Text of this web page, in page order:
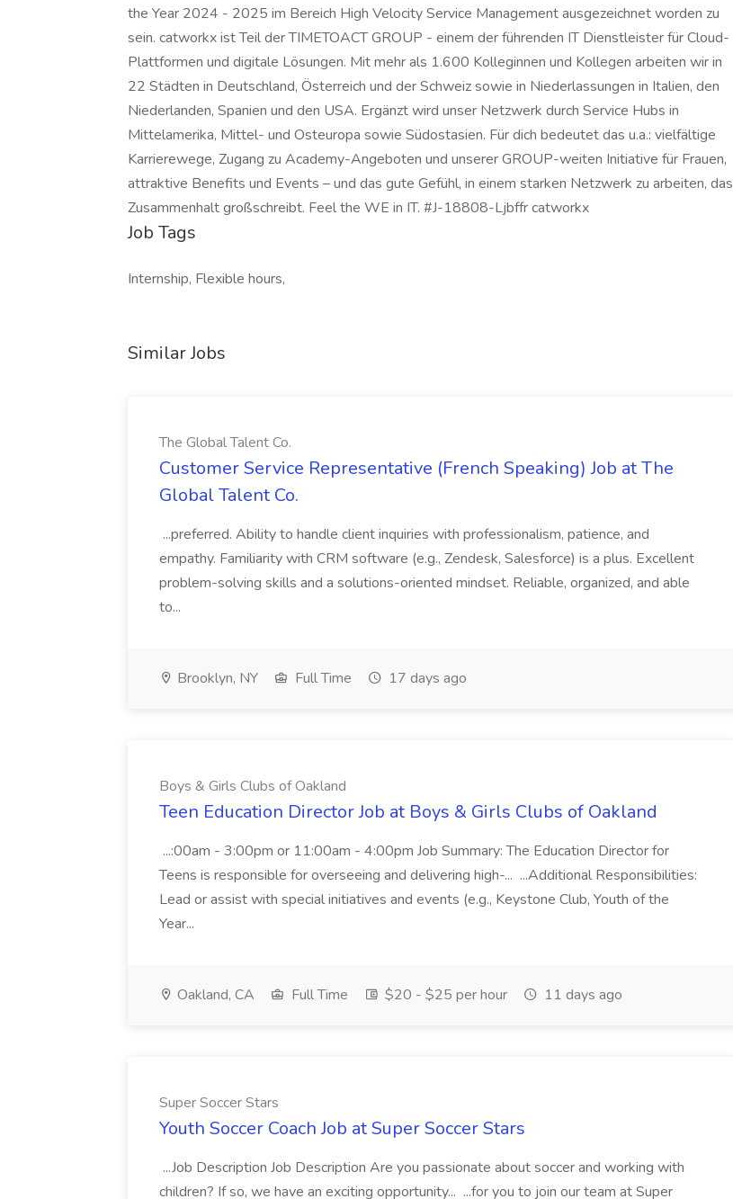
the Year 2024 - 2025 im Bereich High Velocity Service Management ausgezeichnet worden zu
sein. catworkx ist Teil der TIMETOACT GROUP - einem der führenden IT Dienstleister für Cloud-
Plattformen und digitale Lösungen. Mit mehr als 1.600 Kolleginnen und Kollegen arbeiten wir in
22 Städten in Deutschland, Österreich und der Schweiz sowie in Niederlassungen in Italien, den
Niederlanden, Spanien und den USA. Ergänzt wird unser Netzwerk durch Service Hubs in
Mittelamerika, Mittel- und Osteuropa sowie Südostasien. Für dich bedeutet das u.a.: vielfältige
Karrierewege, Zugang zu Academy-Angeboten und unserer GROUP-weiten Initiative für Frauen,
attraktive Benefits und Events – und das gute Gefühl, in einem starken Netzwerk zu arbeiten, das
Zusammenhalt großschreibt. Feel the WE in IT. #J-18808-Ljbffr catworkx
Job Tags
Internship, Flexible hours,
Similar Jobs
The Global Talent Co.
Customer Service Representative (French Speaking) Job at The
Global Talent Co.
...preferred. Ability to handle client inquiries with professionalism, patience, and
empathy. Familiarity with CRM software (e.g., Zendesk, Salesforce) is a plus. Excellent
problem-solving skills and a solutions-oriented mindset. Reliable, organized, and able
to...
Brooklyn, NY Full Time 17 days ago
Boys & Girls Clubs of Oakland
Teen Education Director Job at Boys & Girls Clubs of Oakland
...:00am - 3:00pm or 11:00am - 4:00pm Job Summary: The Education Director for
Teens is responsible for overseeing and delivering high-... ...Additional Responsibilities:
Lead or assist with special initiatives and events (e.g., Keystone Club, Youth of the
Year...
Oakland, CA Full Time $20 - $25 per hour 11 days ago
Super Soccer Stars
Youth Soccer Coach Job at Super Soccer Stars
...Job Description Job Description Are you passionate about soccer and working with
children? If so, we have an exciting opportunity... ...for you to join our team at Super